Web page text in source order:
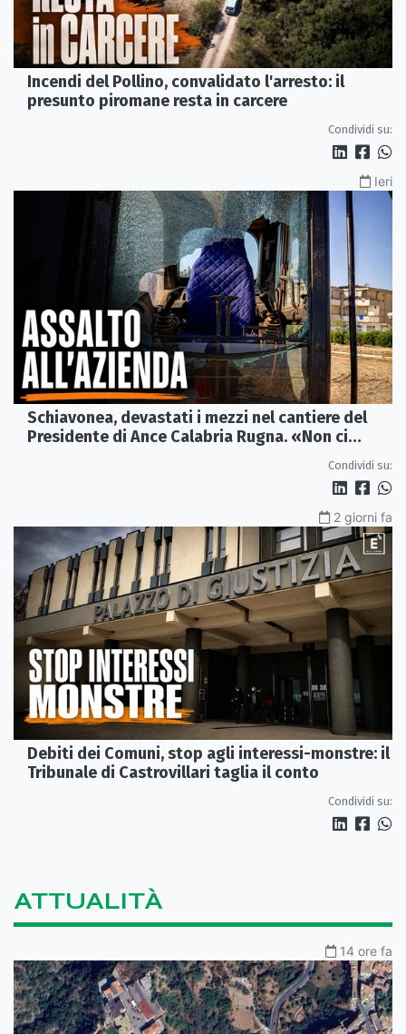
Incendi del Pollino, convalidato l'arresto: il
presunto piromane resta in carcere
Condividi su:
Ieri
Schiavonea, devastati i mezzi nel cantiere del
Presidente di Ance Calabria Rugna. «Non ci
Condividi su:
2 giorni fa
Debiti dei Comuni, stop agli interessi-monstre: il
Tribunale di Castrovillari taglia il conto
Condividi su:
ATTUALITÀ
14 ore fa